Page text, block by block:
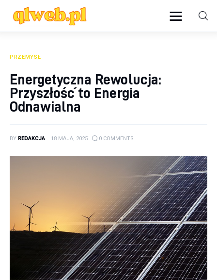
qlweb.pl
Edukacja
Newsy
Podróże
PRZEMYSŁ
Energetyczna Rewolucja:
Przyszłość to Energia
Odnawialna
BY REDAKCJA 18 MAJA, 2025 0 COMMENTS